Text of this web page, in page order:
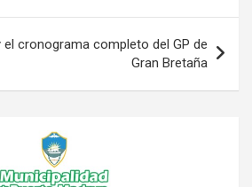
el cronograma completo del GP de
Gran Bretaña